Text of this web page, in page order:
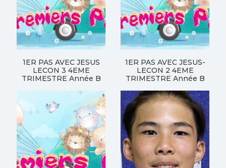
1ER PAS AVEC JESUS
LECON 3 4EME
TRIMESTRE Année B
1ER PAS AVEC JESUS-
LECON 2 4EME
TRIMESTRE Année B